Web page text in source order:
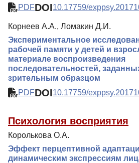
PDFDOI10.17759/
Корнеев А.А., Ломакин Д.И.
Экспериментальное
рабочей памяти у детей и
материале воспроизведения
последовательностей,
зрительным образцом
PDFDOI10.17759/
Психология восприятия
Королькова О.А.
Эффект перцептивной
динамическим экспрессиям